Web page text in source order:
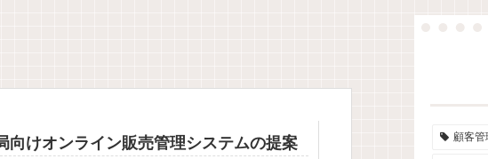
向けオンライン販売管理システムの提案 顧客管